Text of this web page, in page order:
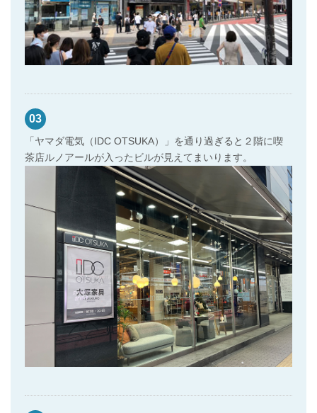
03
「ヤマダ電気（IDC OTSUKA）」を通り過ぎると２階に喫
茶店ルノアールが入ったビルが見えてまいります。